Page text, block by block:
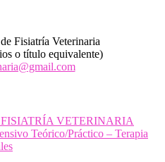
Fisiatría Veterinaria
o título equivalente)
VETERINARIA
Teórico/Práctico – Terapia